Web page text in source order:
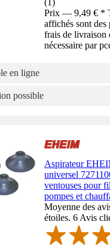
Prix — 9,49 € *
affichés sont
frais de livraison
nécessaire par
en ligne
possible
Aspirateur
universel
ventouses pour
pompes et
Moyenne des
étoiles. 6 Avis